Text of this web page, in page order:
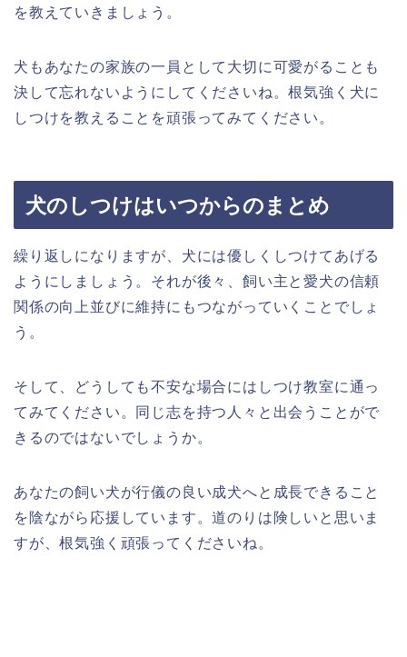
を教えていきましょう。
犬もあなたの家族の一員として大切に可愛がることも
決して忘れないようにしてくださいね。根気強く犬に
しつけを教えることを頑張ってみてください。
犬のしつけはいつからのまとめ
繰り返しになりますが、犬には優しくしつけてあげる
ようにしましょう。それが後々、飼い主と愛犬の信頼
関係の向上並びに維持にもつながっていくことでしょ
う。
そして、どうしても不安な場合にはしつけ教室に通っ
てみてください。同じ志を持つ人々と出会うことがで
きるのではないでしょうか。
あなたの飼い犬が行儀の良い成犬へと成長できること
を陰ながら応援しています。道のりは険しいと思いま
すが、根気強く頑張ってくださいね。